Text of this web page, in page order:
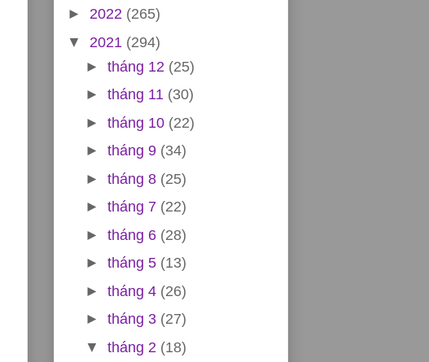
► 2022 (265)
▼ 2021 (294)
► tháng 12 (25)
► tháng 11 (30)
► tháng 10 (22)
► tháng 9 (34)
► tháng 8 (25)
► tháng 7 (22)
► tháng 6 (28)
► tháng 5 (13)
► tháng 4 (26)
► tháng 3 (27)
▼ tháng 2 (18)